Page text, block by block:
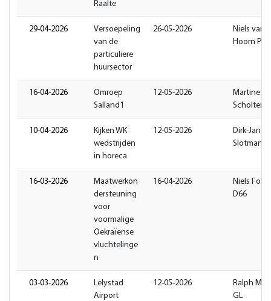
Raalte
29-04-2026
Versoepeling
van de
particuliere
huursector
26-05-2026
Niels van
Hoorn
16-04-2026
Omroep
Salland1
12-05-2026
Martine
Scholten
10-04-2026
Kijken WK
wedstrijden
in horeca
12-05-2026
Dirk-Jan
Slotman
16-03-2026
Maatwerkon
dersteuning
voor
voormalige
Oekraïense
vluchtelinge
n
16-04-2026
Niels
D66
03-03-2026
Lelystad
Airport
12-05-2026
Ralph
GL